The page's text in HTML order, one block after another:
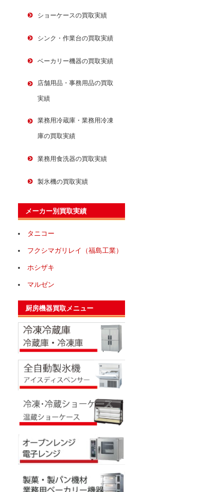
ショーケースの買取実績
シンク・作業台の買取実績
ベーカリー機器の買取実績
店舗用品・事務用品の買取
実績
業務用冷蔵庫・業務用冷凍
庫の買取実績
業務用食洗器の買取実績
製氷機の買取実績
メーカー別買取実績
タニコー
フクシマガリレイ（福島工業）
ホシザキ
マルゼン
厨房機器買取メニュー